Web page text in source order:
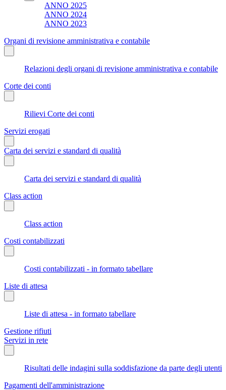
ANNO 2025
ANNO 2024
ANNO 2023
Organi di revisione amministrativa e contabile
Relazioni degli organi di revisione amministrativa e contabile
Corte dei conti
Rilievi Corte dei conti
Servizi erogati
Carta dei servizi e standard di qualità
Carta dei servizi e standard di qualità
Class action
Class action
Costi contabilizzati
Costi contabilizzati - in formato tabellare
Liste di attesa
Liste di attesa - in formato tabellare
Gestione rifiuti
Servizi in rete
Risultati delle indagini sulla soddisfazione da parte degli utenti
Pagamenti dell'amministrazione